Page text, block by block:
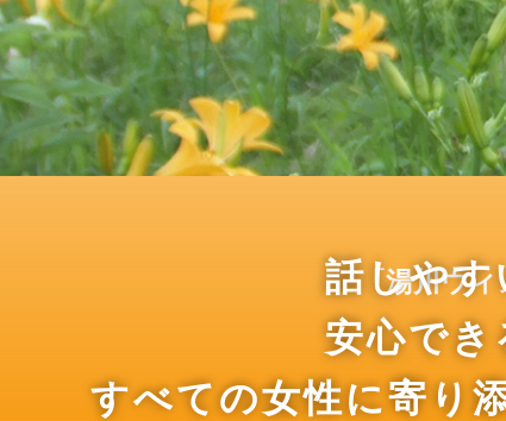
話しやす
安心でき
すべての女性に寄り
「湯川ウ